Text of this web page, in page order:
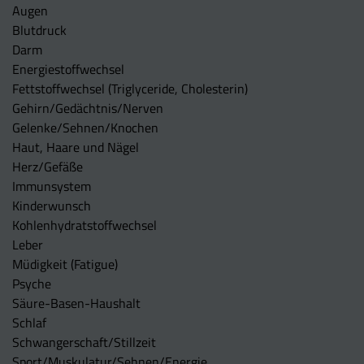
Augen
Blutdruck
Darm
Energiestoffwechsel
Fettstoffwechsel (Triglyceride, Cholesterin)
Gehirn/Gedächtnis/Nerven
Gelenke/Sehnen/Knochen
Haut, Haare und Nägel
Herz/Gefäße
Immunsystem
Kinderwunsch
Kohlenhydratstoffwechsel
Leber
Müdigkeit (Fatigue)
Psyche
Säure-Basen-Haushalt
Schlaf
Schwangerschaft/Stillzeit